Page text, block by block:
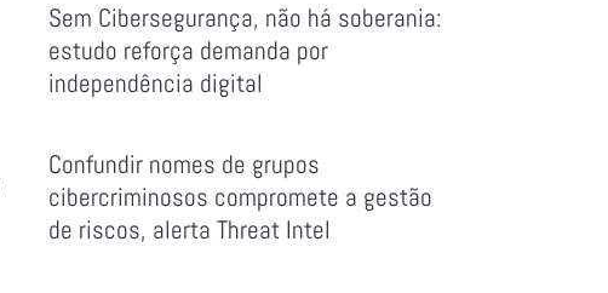
Sem Cibersegurança, não há soberania:
estudo reforça demanda por
independência digital
Confundir nomes de grupos
cibercriminosos compromete a gestão
de riscos, alerta Threat Intel